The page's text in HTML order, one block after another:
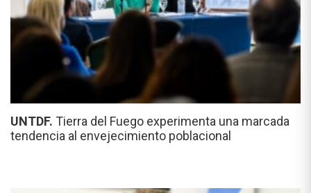
UNTDF. Tierra del Fuego experimenta una marcada
tendencia al envejecimiento poblacional